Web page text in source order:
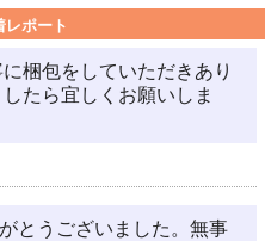
レポート
梱包をしていただきあり
たら宜しくお願いしま
とうございました。無事